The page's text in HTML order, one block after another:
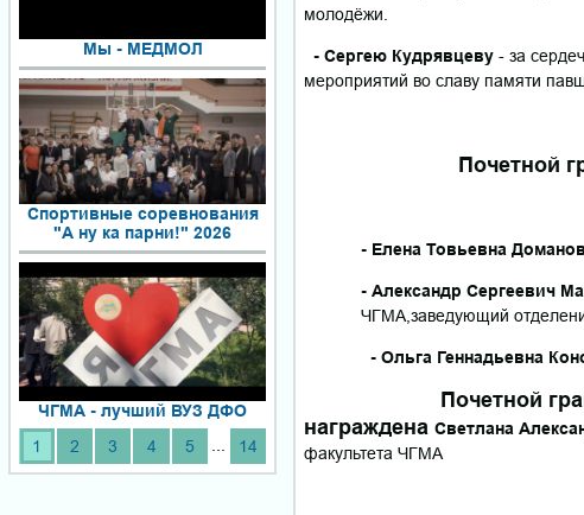
Мы - МЕДМОЛ
Спортивные соревнования
"А ну ка парни!" 2026
ЧГМА - лучший ВУЗ ДФО
1
2 3 4 5 ... 14
молодёжи.
- Сергею Кудрявцеву - за
мероприятий во славу памяти
Почетной грамотой
- Елена Товьевна
- Александр Сергеевич
ЧГМА,заведующий
- Ольга Геннадьевна
Почетной грамотой
награждена Светлана
факультета ЧГМА